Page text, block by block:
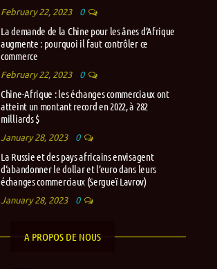
February 22, 2023 0
La demande de la Chine pour les ânes d’Afrique
augmente : pourquoi il faut contrôler ce
commerce
February 22, 2023 0
Chine-Afrique : les échanges commerciaux ont
atteint un montant record en 2022, à 282
milliards $
January 28, 2023 0
La Russie et des pays africains envisagent
d’abandonner le dollar et l’euro dans leurs
échanges commerciaux (Sergueï Lavrov)
January 28, 2023 0
A PROPOS DE NOUS